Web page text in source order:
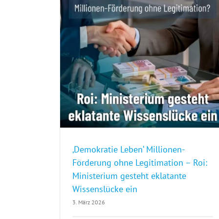
‚Demokratie Leben‘ Millionen-
Förderung ohne Legitimation – Roi:
Ministerium gesteht eklatante
Wissenslücke ein
3. März 2026